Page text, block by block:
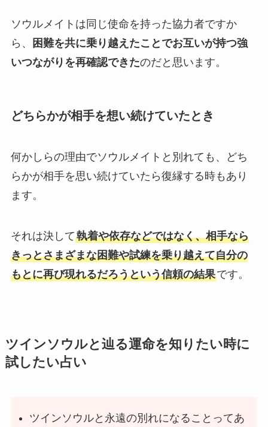
ソウルメイトは同じ使命を持った協力者ですか
ら、
困難を共に乗り越えたことでお互いが持つ強
いつながりを再確認できたのだと思います。
どちらかが相手を想い続けていたとき
何かしらの理由でソウルメイトと別れても、どち
らかが相手を思い続けていたら復縁する時もあり
ます。
それは決して執着や依存などではなく、相手なら
きっとさまざまな困難や試練を乗り越えて自分の
もとに再び現れるだろうという信頼の結果です。
ツインソウルと辿る運命を知りたい時に
試したい占い
ツインソウルと永遠の別れになることってあ